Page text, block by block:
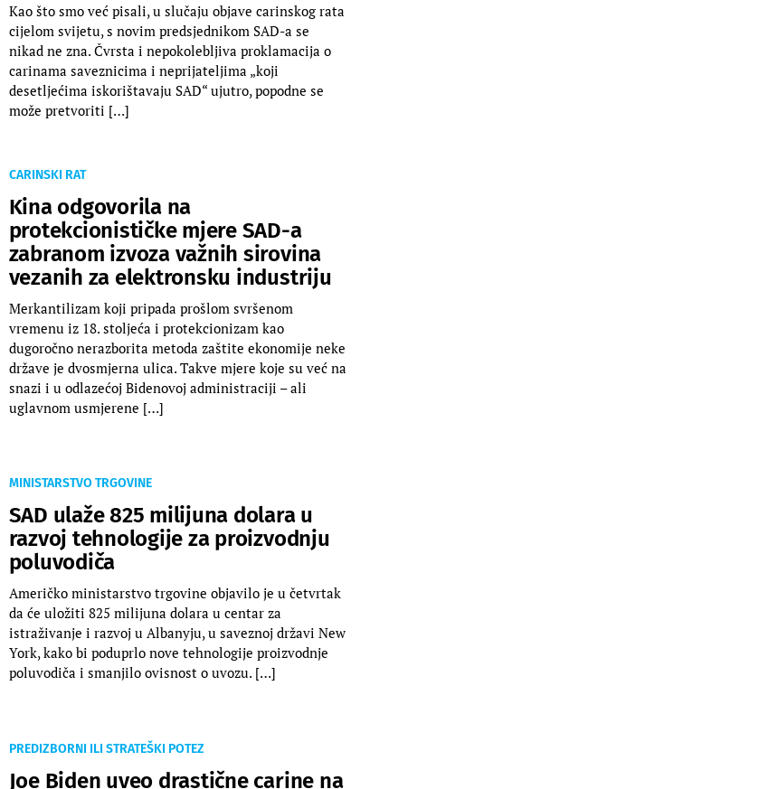
Kao što smo već pisali, u slučaju objave carinskog rata
cijelom svijetu, s novim predsjednikom SAD-a se
nikad ne zna. Čvrsta i nepokolebljiva proklamacija o
carinama saveznicima i neprijateljima „koji
desetljećima iskorištavaju SAD“ ujutro, popodne se
može pretvoriti […]
CARINSKI RAT
Kina odgovorila na
protekcionističke mjere SAD-a
zabranom izvoza važnih sirovina
vezanih za elektronsku industriju
Merkantilizam koji pripada prošlom svršenom
vremenu iz 18. stoljeća i protekcionizam kao
dugoročno nerazborita metoda zaštite ekonomije neke
države je dvosmjerna ulica. Takve mjere koje su već na
snazi i u odlazećoj Bidenovoj administraciji – ali
uglavnom usmjerene […]
MINISTARSTVO TRGOVINE
SAD ulaže 825 milijuna dolara u
razvoj tehnologije za proizvodnju
poluvodiča
Američko ministarstvo trgovine objavilo je u četvrtak
da će uložiti 825 milijuna dolara u centar za
istraživanje i razvoj u Albanyju, u saveznoj državi New
York, kako bi poduprlo nove tehnologije proizvodnje
poluvodiča i smanjilo ovisnost o uvozu. […]
PREDIZBORNI ILI STRATEŠKI POTEZ
Joe Biden uveo drastične carine na